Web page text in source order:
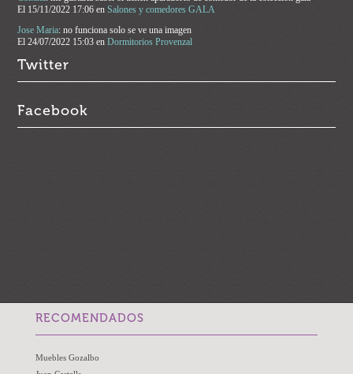
El 15/11/2022 17:06 enSalones y comedores GALA
Jose Maria: no funciona solo se ve una imagen
El24/07/2022 15:03 enDormitorios Provenzal
Twitter
Facebook
RECOMENDADOS
Muebles Gozalbo